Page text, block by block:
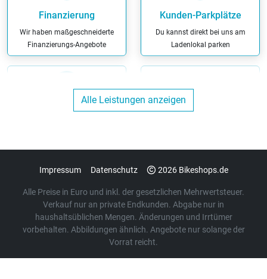
Finanzierung
Wir haben maßgeschneiderte
Finanzierungs-Angebote
Kunden-Parkplätze
Du kannst direkt bei uns am
Ladenlokal parken
Versicherungs-
unserer eigenen Werkstatt
Bargeldlos zahlen
Bei uns kannst Du bargeldlos
Ausbildungsbetrieb
Alle Leistungen anzeigen
Impressum Datenschutz 2026 Bikeshops.de
Alle Preise in Euro und inkl. der gesetzlichen Mehrwertsteuer.
Verkauf nur an private Endkunden. Abgabe nur in
haushaltsüblichen Mengen. Änderungen und Irrtümer
vorbehalten. Abbildungen ähnlich. Angebote nur solange der
Vorrat reicht.